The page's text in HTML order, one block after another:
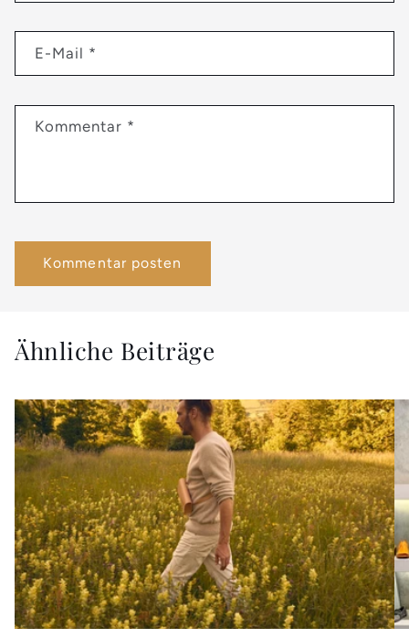
E-Mail *
Kommentar *
Ähnliche Beiträge